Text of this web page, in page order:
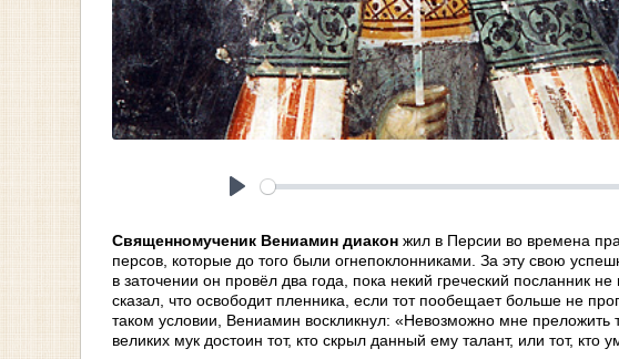
Священномученик Вениамин диакон жил в Персии во времена
персов, которые до того были огнепоклонниками. За эту свою
в заточении он провёл два года, пока некий греческий посланник
сказал, что освободит пленника, если тот пообещает больше не
таком условии, Вениамин воскликнул: «Невозможно мне преложить
великих мук достоин тот, кто скрыл данный ему талант, или тот,